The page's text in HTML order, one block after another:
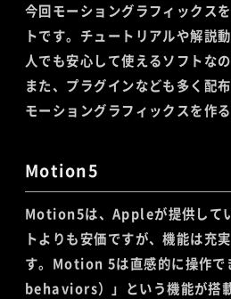
今回モーショングラフィックス
トです。チュートリアルや解説
人でも安心して使えるソフトな
また、プラグインなども多く配
モーショングラフィックスを作
Motion5
Motion5は、Appleが提供して
トよりも安価ですが、機能は充
す。Motion 5は直感的に操作で
behaviors）」という機能が搭